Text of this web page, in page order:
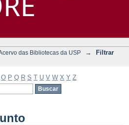
das Bibliotecas da USP →
Filtrar
O P Q R S T U V W X Y Z